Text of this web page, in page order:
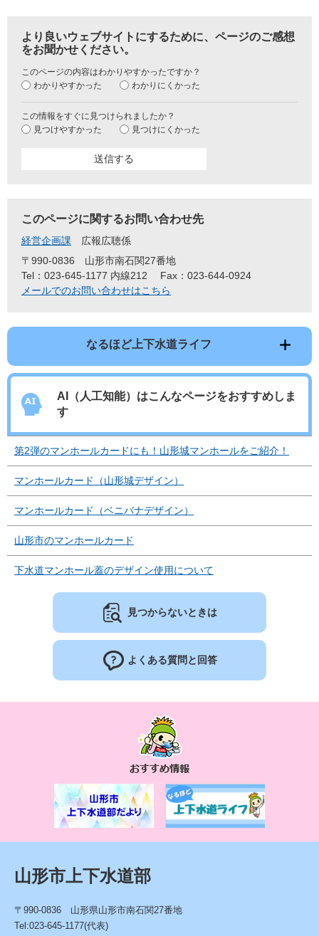
より良いウェブサイトにするために、ページのご感想
をお聞かせください。
このページの内容はわかりやすかったですか？
わかりやすかった
わかりにくかった
この情報をすぐに見つけられましたか？
見つけやすかった
見つけにくかった
このページに関するお問い合わせ先
経営企画課
広報広聴係
〒990-0836
山形市南石関27番地
Tel：023-645-1177 内線212
Fax：023-644-0924
メールでのお問い合わせはこちら
なるほど上下水道ライフ
AI（人工知能）はこんなページをおすすめしま
す
第2弾のマンホールカードにも！山形城マンホールをご紹介！
マンホールカード（山形城デザイン）
マンホールカード（ベニバナデザイン）
山形市のマンホールカード
下水道マンホール蓋のデザイン使用について
見つからないときは
よくある質問と回答
す
め
情
報
山形市上下水道部
〒990-0836 山形県山形市南石関27番地
Tel:023-645-1177(代表)